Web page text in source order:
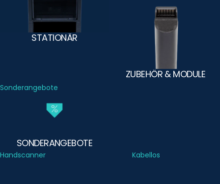
STATIONÄR
ZUBEHÖR & MODULE
Sonderangebote
SONDERANGEBOTE
Handscanner Kabellos